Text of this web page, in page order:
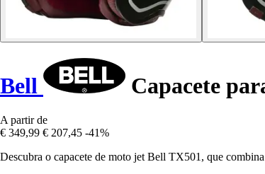
Bell Capacete
A partir de
€ 349,99 € 207,45 -41%
Descubra o capacete de moto jet Bell TX501, que